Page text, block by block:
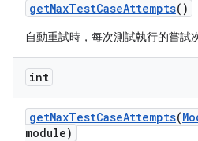
getMaxTestCaseAttempts()
自動重試時，每次測試執行的嘗試
int
getMaxTestCaseAttempts(
module)